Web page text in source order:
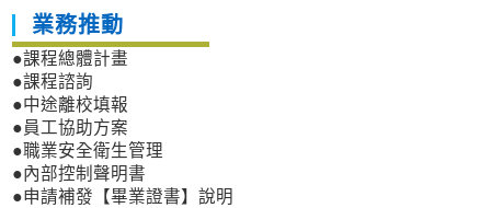
業務推動
●課程總體計畫
●課程諮詢
●中途離校填報
●員工協助方案
●職業安全衛生管理
●內部控制聲明書
●申請補發【畢業證書】說明